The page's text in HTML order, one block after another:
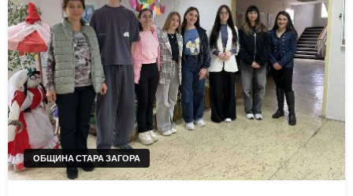
ОБЩИНА СТАРА ЗАГОРА